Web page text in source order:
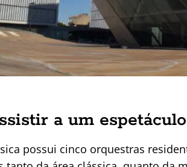
a um
possui cinco orquestras